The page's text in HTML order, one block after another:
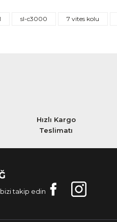
sl-c3000 7 vites kolu
Hızlı Kargo
Teslimatı
takip edin